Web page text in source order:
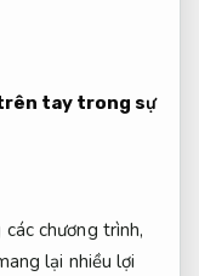
tay trong sự
chương trình,
lại nhiều lợi